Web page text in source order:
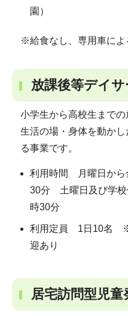
園）
※給食なし、専用車によ
放課後等デイサ
小学生から高校生まで
生活の場・身体を動か
る事業です。
利用時間 月曜日か
30分 土曜日及び学
時30分
利用定員 1日10名 ※
迎あり
居宅訪問型児童